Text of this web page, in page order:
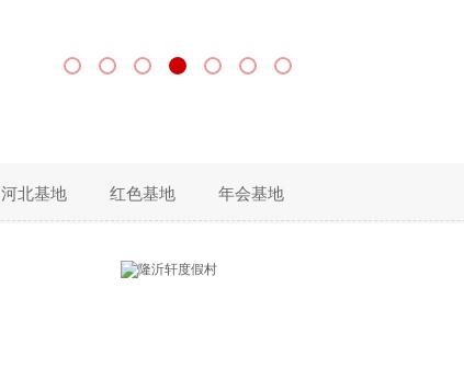
河北基地 红色基地 年会基地